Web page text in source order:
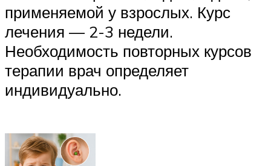
применяемой у взрослых. Курс
лечения — 2-3 недели.
Необходимость повторных курсов
терапии врач определяет
индивидуально.